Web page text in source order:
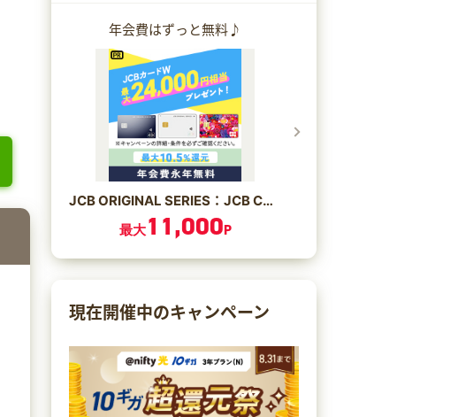
年会費はずっと無料♪
JCB ORIGINAL SERIES：JCB CARD W/JCB CARD W plus L
最大11,000P
現在開催中のキャンペーン